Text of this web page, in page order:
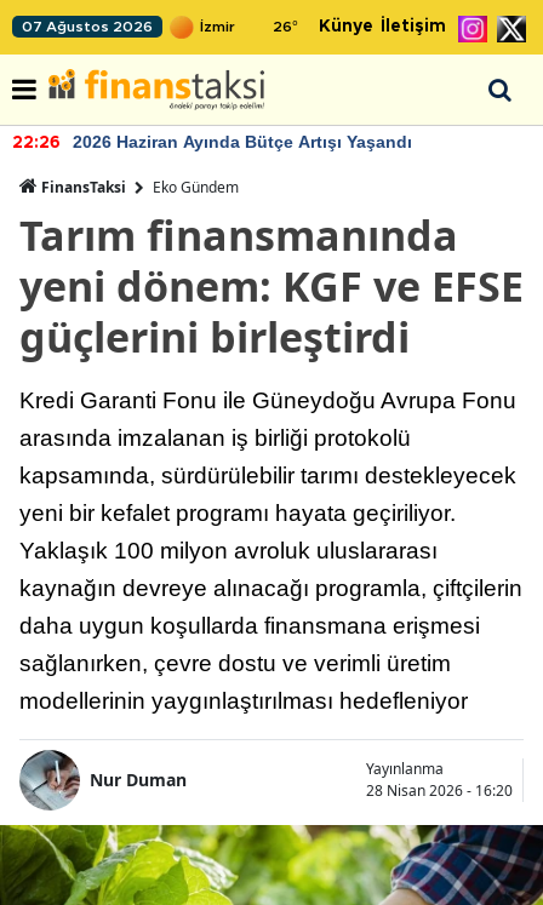
07 Ağustos 2026 26° Künye İletişim
22:26 2026 Haziran Ayında Bütçe Artışı Yaşandı
FinansTaksi Eko Gündem
Tarım finansmanında
yeni dönem: KGF ve EFSE
güçlerini birleştirdi
Kredi Garanti Fonu ile Güneydoğu Avrupa Fonu
arasında imzalanan iş birliği protokolü
kapsamında, sürdürülebilir tarımı destekleyecek
yeni bir kefalet programı hayata geçiriliyor.
Yaklaşık 100 milyon avroluk uluslararası
kaynağın devreye alınacağı programla, çiftçilerin
daha uygun koşullarda finansmana erişmesi
sağlanırken, çevre dostu ve verimli üretim
modellerinin yaygınlaştırılması hedefleniyor
Nur Duman
Yayınlanma
28 Nisan 2026 - 16:20